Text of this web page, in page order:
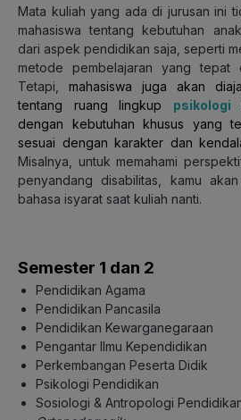
Mata kuliah yang ada di jurusan ini
mahasiswa tentang kebutuhan
dari aspek pendidikan saja, seperti
metode pembelajaran yang tepat
Tetapi,
mahasiswa juga akan
tentang ruang lingkup psikologi
dengan kebutuhan khusus yang
sesuai dengan karakter dan
Misalnya, untuk memahami
penyandang disabilitas, kamu
bahasa isyarat saat kuliah nanti.
Semester 1 dan 2
Pendidikan Agama
Pendidikan Pancasila
Pendidikan Kewarganegaraan
Pengantar Ilmu Kependidikan
Perkembangan Peserta Didik
Psikologi Pendidikan
Sosiologi & Antropologi